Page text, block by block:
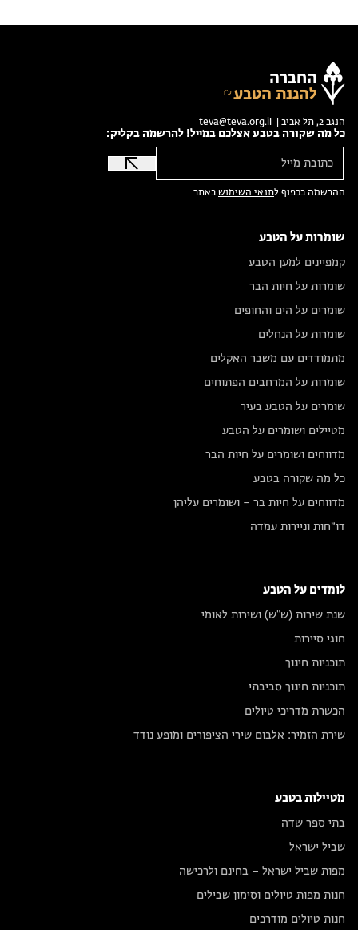
החברה
להגנת הטבע
הנגב 2, תל אביב | teva@teva.org.il
כל מה שקורה בטבע אצלכם במייל! להרשמה בקליק:
ההרשמה בכפוף לתנאי השימושבאתר
שומרות על הטבע
קמפיינים למען הטבע
שומרות על חיות הבר
שומרים על הים והחופים
שומרות על הנחלים
מתמודדים עם משבר האקלים
שומרות על המרחבים הפתוחים
שומרים על הטבע בעיר
מטיילים ושומרים על הטבע
מדווחים ושומרים על חיות הבר
כל מה שקורה בטבע
מדווחים על חיות בר – ושומרים עליהן
דו״חות וניירות עמדה
לומדים על הטבע
שנת שירות (ש"ש) ושירות לאומי
חוגי סיירות
תוכניות חינוך
תוכניות חינוך סביבתי
הכשרת מדריכי טיולים
שירת הזמיר: אלבום שירי הציפורים ומופע נודד
מטיילות בטבע
בתי ספר שדה
שביל ישראל
מפות שביל ישראל – בחינם ולרכישה
חנות מפות טיולים וסימון שבילים
חנות טיולים מודרכים